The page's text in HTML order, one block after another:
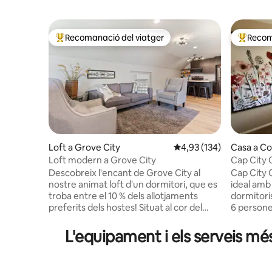
Principals recomanacions dels viatgers
Recomanació del viatger
Loft a Grove City 4,93 de puntuació
4,93 (134)
Loft modern a Grove City
Descobreix l'encant de Grove City al
nostre animat loft d'un dormitori, que es
troba entre el 10 % dels allotjaments
preferits dels hostes! Situat al cor del
cerveseries, festivals i parcs de la zona.
Gaudeix del millor dels dos mons:
Casa a
Cap City
Cap City
ideal
6
un
L'equipament i els serveis